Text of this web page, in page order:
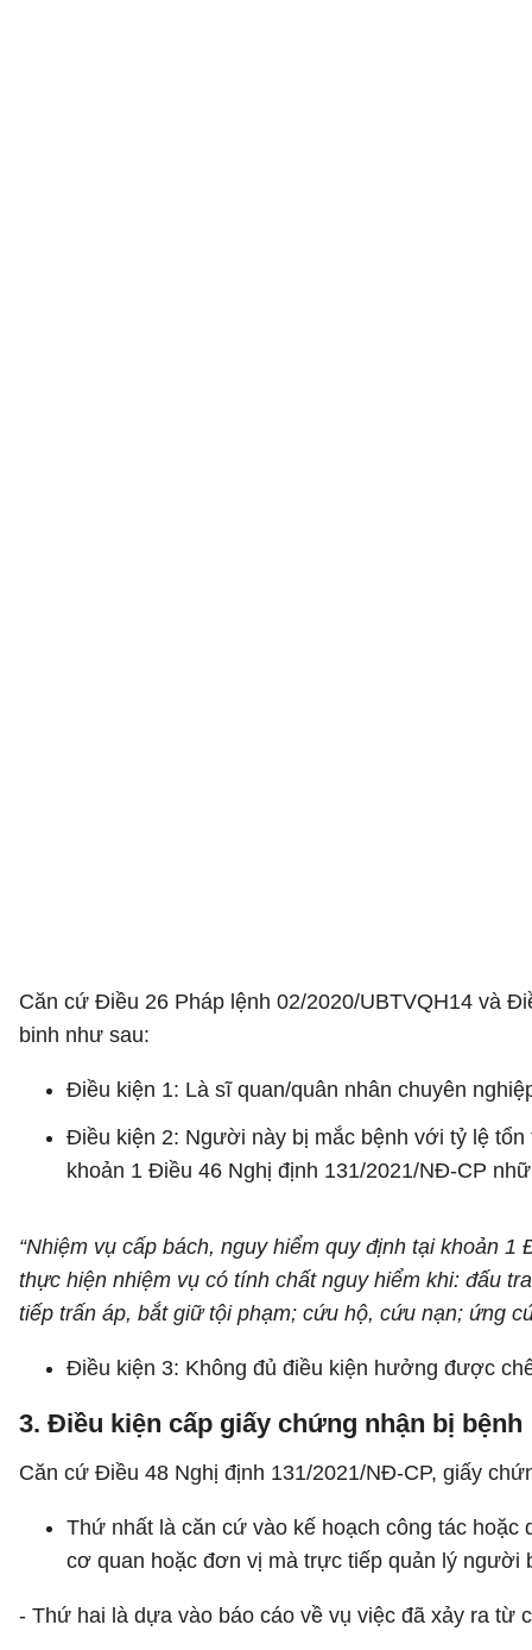
Căn cứ Điều 26 Pháp lệnh 02/2020/UBTVQH14 và
binh như sau:
Điều kiện 1: Là sĩ quan/quân nhân chuyên
Điều kiện 2: Người này bị mắc bệnh với tỷ lệ
khoản 1 Điều 46 Nghị định 131/2021/NĐ-CP
“Nhiệm vụ cấp bách, nguy hiểm quy định tại khoản
thực hiện nhiệm vụ có tính chất nguy hiểm khi: đấu
tiếp trấn áp, bắt giữ tội phạm; cứu hộ, cứu nạn; ứng
Điều kiện 3: Không đủ điều kiện hưởng được
3. Điều kiện cấp giấy chứng nhận bị bệnh
Căn cứ Điều 48 Nghị định 131/2021/NĐ-CP, giấy
Thứ nhất là căn cứ vào kế hoạch công tác
cơ quan hoặc đơn vị mà trực tiếp quản lý người
- Thứ hai là dựa vào báo cáo về vụ việc đã xảy ra